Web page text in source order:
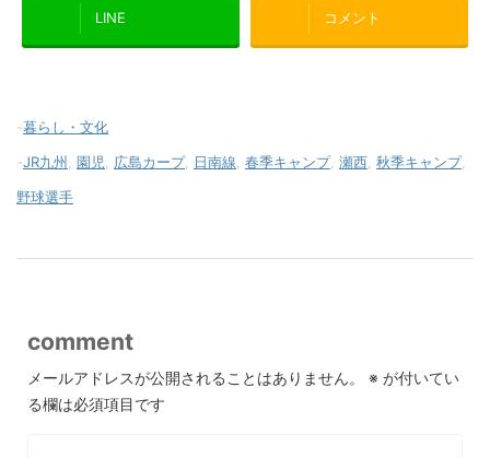
LINE コメント
-暮らし・文化
-JR九州 園児 広島カープ, 日南線 春季キャンプ, 瀬西 秋季キャンプ,
野球選手
comment
メールアドレスが公開されることはありません。 ※ が付いてい
る欄は必須項目です